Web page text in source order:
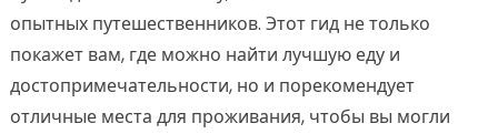
опытных путешественников. Этот гид не только
покажет вам, где можно найти лучшую еду и
достопримечательности, но и порекомендует
отличные места для проживания, чтобы вы могли